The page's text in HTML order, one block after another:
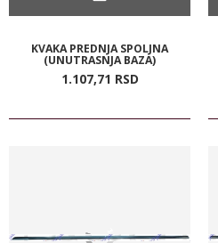
KVAKA PREDNJA SPOLJNA
(UNUTRASNJA BAZA)
1.107,71 RSD